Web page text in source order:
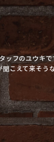
ッフのユウキ
こえて来そう